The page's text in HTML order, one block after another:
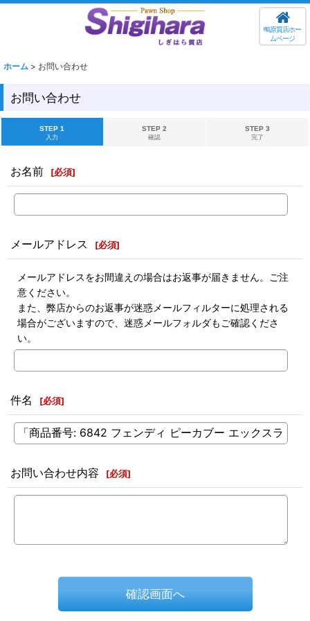
鴫原質店ホー
ムページ
ホーム > お問い合わせ
お問い合わせ
STEP 1
入力
STEP 2
確認
STEP 3
完了
お名前 [必須]
メールアドレス [必須]
メールアドレスをお間違えの場合はお返事が届きません。ご注
意ください。
また、弊店からのお返事が迷惑メールフィルターに処理される
場合がございますので、迷惑メールフォルダもご確認くださ
い。
件名 [必須]
お問い合わせ内容 [必須]
確認画面へ